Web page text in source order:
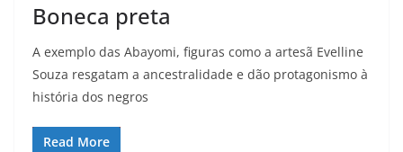
Boneca preta
A exemplo das Abayomi, figuras como a artesã Evelline
Souza resgatam a ancestralidade e dão protagonismo à
história dos negros
Read More